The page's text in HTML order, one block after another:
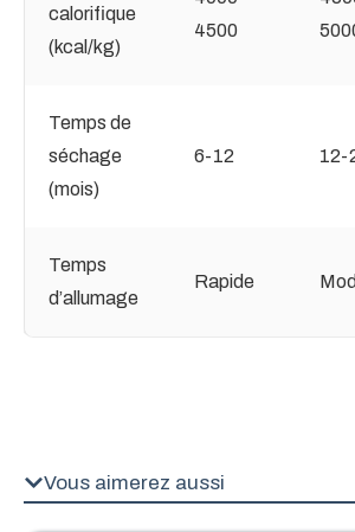
calorifique
(kcal/kg)
4500
Temps de
séchage
(mois)
6-12 12-
Temps
d’allumage
Rapide
Vous aimerez aussi